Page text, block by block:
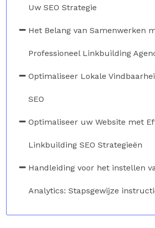
Uw SEO Strategie
Het Belang van Samenwerken
Professioneel Linkbuilding
Optimaliseer Lokale
SEO
Optimaliseer uw Website met
Linkbuilding SEO Strategieën
Handleiding voor het instellen
Analytics: Stapsgewijze